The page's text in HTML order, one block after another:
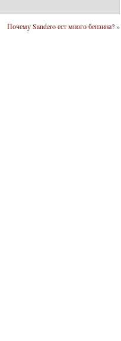
Почему Sandero ест много бензина?»